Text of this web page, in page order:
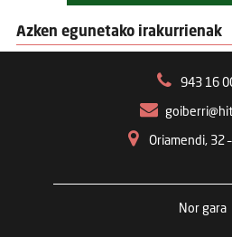
Azken egunetako irakurrienak
943 16
Oriamendi, 32
Nor gara